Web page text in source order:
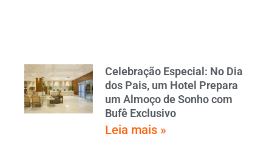
Celebração Especial: No Dia
dos Pais, um Hotel Prepara
um Almoço de Sonho com
Bufê Exclusivo
Leia mais »